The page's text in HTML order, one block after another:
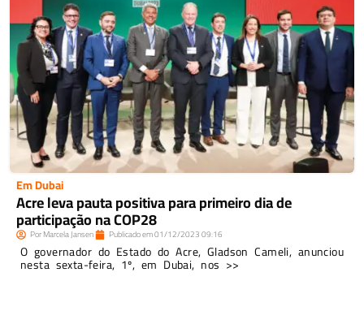
Em Dubai
Acre leva pauta positiva para primeiro dia de
participação na COP28
PorMarcela Jansen Publicado em01/12/202309:16
O governador do Estado do Acre, Gladson Cameli, anunciou
nesta sexta-feira, 1º, em Dubai, nos >>